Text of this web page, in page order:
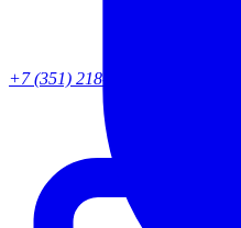
+7 (351) 218-82-95